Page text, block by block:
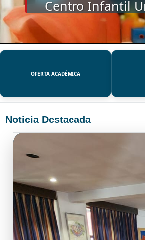
SSUE
OFERTA ACADÉMICA
Noticia Destacada